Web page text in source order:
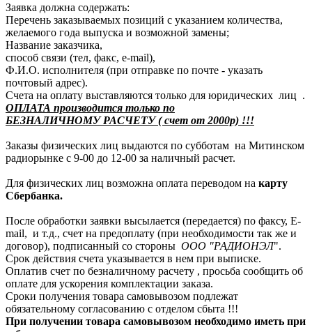
Заявка должна содержать:
Перечень заказываемых позиций с указанием количества,
желаемого года выпуска и возможной замены;
Название заказчика,
способ связи (тел, факс, e-mail),
Ф.И.О. исполнителя (при отправке по почте - указать
почтовый адрес).
Счета на оплату выставляются только для юридических лиц .
ОПЛАТА производится только по
БЕЗНАЛИЧНОМУ РАСЧЕТУ ( счет от 2000р) !!!
Заказы физических лиц выдаются по субботам на Митинском
радиорынке с 9-00 до 12-00 за наличный расчет.
Для физических лиц возможна оплата переводом на карту
Сбербанка.
После обработки заявки высылается (передается) по факсу, E-
mail, и т.д., счет на предоплату (при необходимости так же и
договор), подписанный со стороны ООО "РАДИОНЭЛ".
Срок действия счета указывается в нем при выписке.
Оплатив счет по безналичному расчету , просьба сообщить об
оплате для ускорения комплектации заказа.
Сроки получения товара самовывозом подлежат
обязательному согласованию с отделом сбыта !!!
При получении товара самовывозом необходимо иметь при